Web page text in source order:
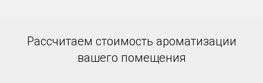
Рассчитаем стоимость ароматизации
вашего помещения